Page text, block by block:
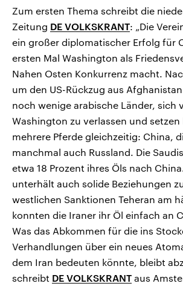
Zum ersten Thema schreibt die
Zeitung DE VOLKSKRANT: „Die
ein großer diplomatischer Erfolg für
ersten Mal Washington als
Nahen Osten Konkurrenz macht.
um den US-Rückzug aus
noch wenige arabische Länder, sich
Washington zu verlassen und setzen
mehrere Pferde gleichzeitig: China,
manchmal auch Russland. Die
etwa 18 Prozent ihres Öls nach
unterhält auch solide Beziehungen
westlichen Sanktionen Teheran am
konnten die Iraner ihr Öl einfach an
Was das Abkommen für die ins
Verhandlungen über ein neues
dem Iran bedeuten könnte, bleibt
schreibt DE VOLKSKRANT aus